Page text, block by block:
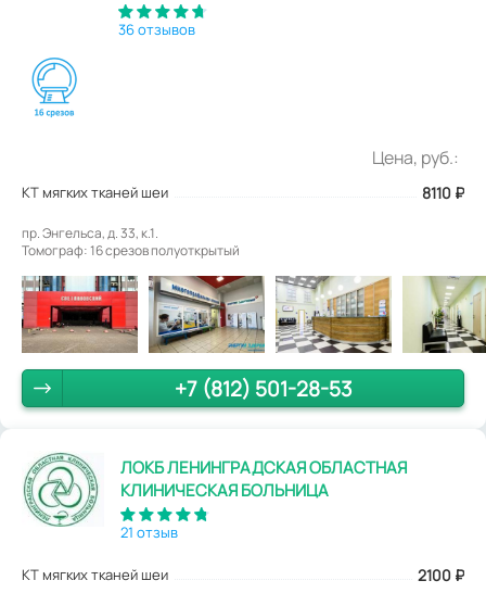
36 отзывов
Цена, руб.:
КТ мягких тканей шеи 8110 ₽
пр. Энгельса, д. 33, к.1.
Томограф: 16 срезов полуоткрытый
+7 (812) 501-28-53
ЛОКБ ЛЕНИНГРАДСКАЯ ОБЛАСТНАЯ
КЛИНИЧЕСКАЯ БОЛЬНИЦА
21 отзыв
КТ мягких тканей шеи 2100 ₽